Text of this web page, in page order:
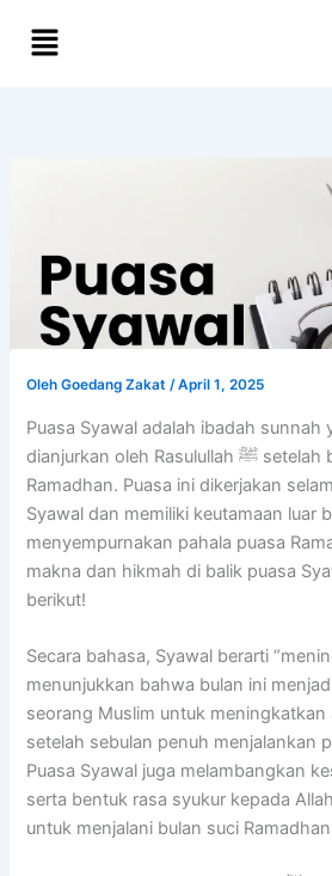
Menu
OlehGoedang Zakat/April 1, 2025
Puasa Syawal adalah ibadah sunnah
dianjurkan oleh Rasulullah ﷺ setelah berakhirnya bulan
Ramadhan. Puasa ini dikerjakan
Syawal dan memiliki keutamaan luar
menyempurnakan pahala puasa
makna dan hikmah di balik puasa
berikut!
Secara bahasa, Syawal berarti
menunjukkan bahwa bulan ini
seorang Muslim untuk meningkatkan
setelah sebulan penuh menjalankan
Puasa Syawal juga melambangkan
serta bentuk rasa syukur kepada
untuk menjalani bulan suci